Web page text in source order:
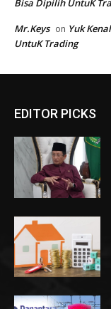
EDITOR PICKS